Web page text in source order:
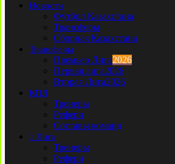
Новости
Футбол Казахстана
Трансферы
Сборная Казахстана
Трансферы
Премьер Лига2026
Первая лига2026
Вторая Лига2026
КПЛ
Тренеры
Рефери
Составы команд
1 Лига
Тренеры
Рефери